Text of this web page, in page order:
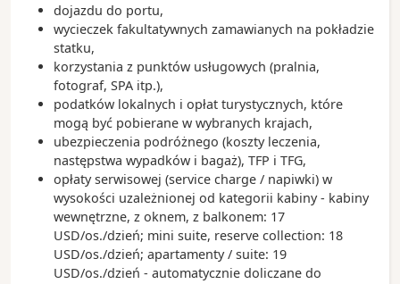
dojazdu do portu,
wycieczek fakultatywnych zamawianych na pokładzie
statku,
korzystania z punktów usługowych (pralnia,
fotograf, SPA itp.),
podatków lokalnych i opłat turystycznych, które
mogą być pobierane w wybranych krajach,
ubezpieczenia podróżnego (koszty leczenia,
następstwa wypadków i bagaż), TFP i TFG,
opłaty serwisowej (service charge / napiwki) w
wysokości uzależnionej od kategorii kabiny - kabiny
wewnętrzne, z oknem, z balkonem: 17
USD/os./dzień; mini suite, reserve collection: 18
USD/os./dzień; apartamenty / suite: 19
USD/os./dzień - automatycznie doliczane do